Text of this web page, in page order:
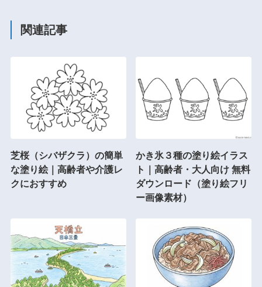
関連記事
芝桜（シバザクラ）の簡単
な塗り絵｜高齢者や介護レ
クにおすすめ
かき氷３種の塗り絵イラス
ト｜高齢者・大人向け 無料
ダウンロード（塗り絵フリ
ー画像素材）